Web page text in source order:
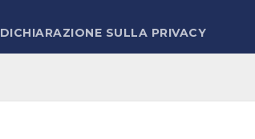
DICHIARAZIONE SULLA PRIVACY